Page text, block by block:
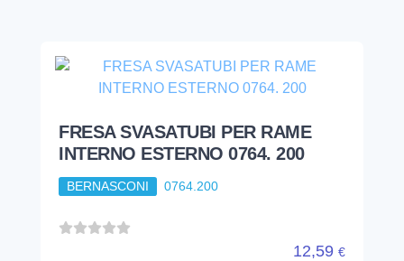
FRESA SVASATUBI PER RAME
INTERNO ESTERNO 0764. 200
BERNASCONI 0764.200
12,59 €